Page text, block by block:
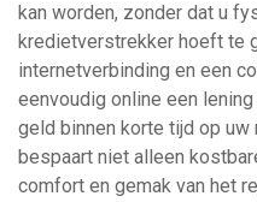
kan worden, zonder dat u
kredietverstrekker hoeft te
internetverbinding en een
eenvoudig online een
geld binnen korte tijd op
bespaart niet alleen
comfort en gemak van het